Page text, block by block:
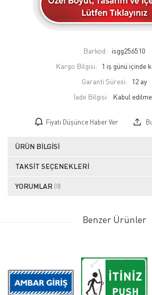
Barkod: isgg256510
Kargo Bilgisi:
1 iş günü içinde
Garanti Süresi:
12 ay
İade Bilgisi:
Fiyatı Düşünce Haber Ver
ÜRÜN BILGISI
TAKSIT SEÇENEKLERI
YORUMLAR (0)
Benzer Ürünler